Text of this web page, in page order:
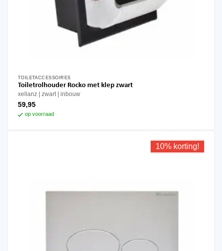
TOILETACCESSOIRES
Toiletrolhouder Rocko met klep zwart
xellanz zwart inbouw
59,95
op voorraad
10% korting!